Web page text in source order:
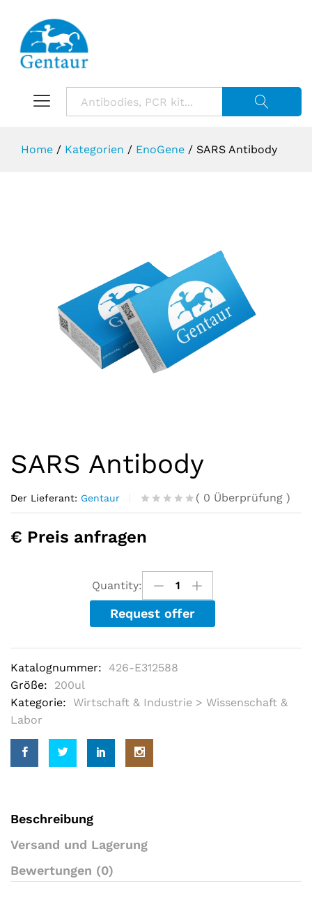
Home / Kategorien / EnoGene / SARS Antibody
SARS Antibody
Der Lieferant: Gentaur
R
t
o
u
t
o
f
5
a
e
n
0
s
t
o
m
n
( 0 Überprüfung )
€ Preis anfragen
Quantity:
Request offer
Katalognummer: 426-E312588
Größe:
200ul
Kategorie:
Wirtschaft & Industrie > Wissenschaft &
Labor
Beschreibung
Versand und Lagerung
Bewertungen (0)